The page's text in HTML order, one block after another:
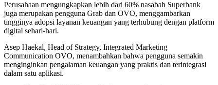
Perusahaan mengungkapkan lebih dari 60% nasabah Superbank
juga merupakan pengguna Grab dan OVO, menggambarkan
tingginya adopsi layanan keuangan yang terhubung dengan platform
digital sehari-hari.
Asep Haekal, Head of Strategy, Integrated Marketing
Communication OVO, menambahkan bahwa pengguna semakin
menginginkan pengalaman keuangan yang praktis dan terintegrasi
dalam satu aplikasi.